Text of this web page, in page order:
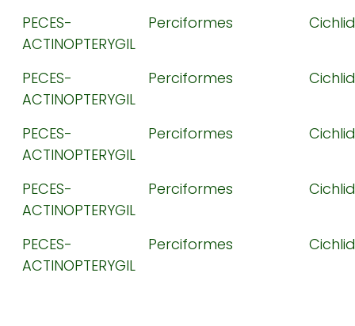
PECES-
ACTINOPTERYGIL
Perciformes
PECES-
ACTINOPTERYGIL
Perciformes
PECES-
ACTINOPTERYGIL
Perciformes
PECES-
ACTINOPTERYGIL
Perciformes
PECES-
ACTINOPTERYGIL
Perciformes